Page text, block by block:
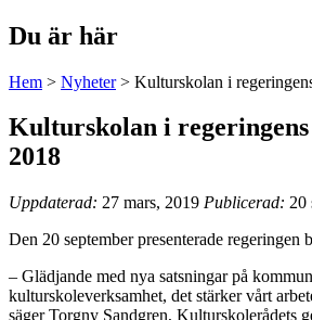
Du är här
Hem > Nyheter> Kulturskolan i
Kulturskolan i
2018
Uppdaterad: 27 mars, 2019 Publicerad: 20
Den 20 september presenterade regeringen
– Glädjande med nya satsningar på
kulturskoleverksamhet, det stärker vårt
säger Torgny Sandgren, Kulturskolerådets